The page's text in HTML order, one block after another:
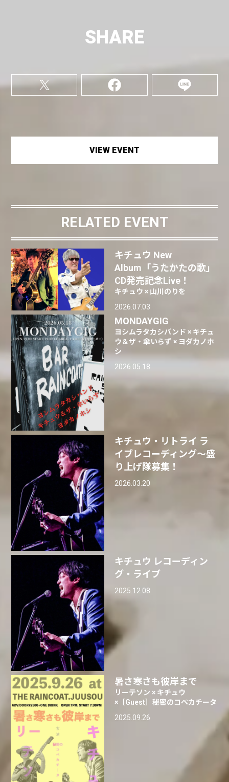
SHARE
VIEW EVENT
RELATED EVENT
キチュウ New
Album「うたかたの歌」
CD発売記念Live！
キチュウ × 山川のりを
2026.07.03
MONDAYGIG
ヨシムラタカシバンド × キチュ
ウ＆ザ・傘いらず × ヨダカノホ
シ
2026.05.18
キチュウ・リトライ ラ
イブレコーディング〜盛
り上げ隊募集！
2026.03.20
キチュウ レコーディン
グ・ライブ
2025.12.08
暑さ寒さも彼岸まで
リーテソン × キチュウ
×［Guest］秘密のコペカチータ
2025.09.26